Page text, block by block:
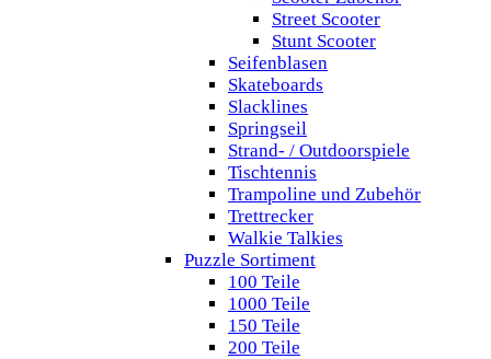
Street Scooter
Stunt Scooter
Seifenblasen
Skateboards
Slacklines
Springseil
Strand- / Outdoorspiele
Tischtennis
Trampoline und Zubehör
Trettrecker
Walkie Talkies
Puzzle Sortiment
100 Teile
1000 Teile
150 Teile
200 Teile